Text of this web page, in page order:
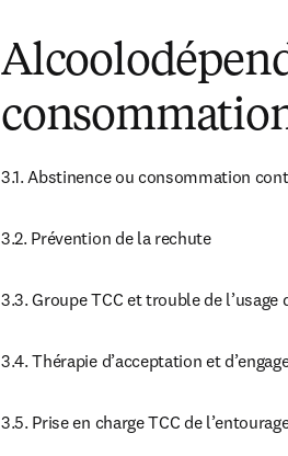
3.1. Abstinence ou consommation
3.2. Prévention de la rechute
3.3. Groupe TCC et trouble de
3.4. Thérapie d’acceptation et
3.5. Prise en charge TCC de